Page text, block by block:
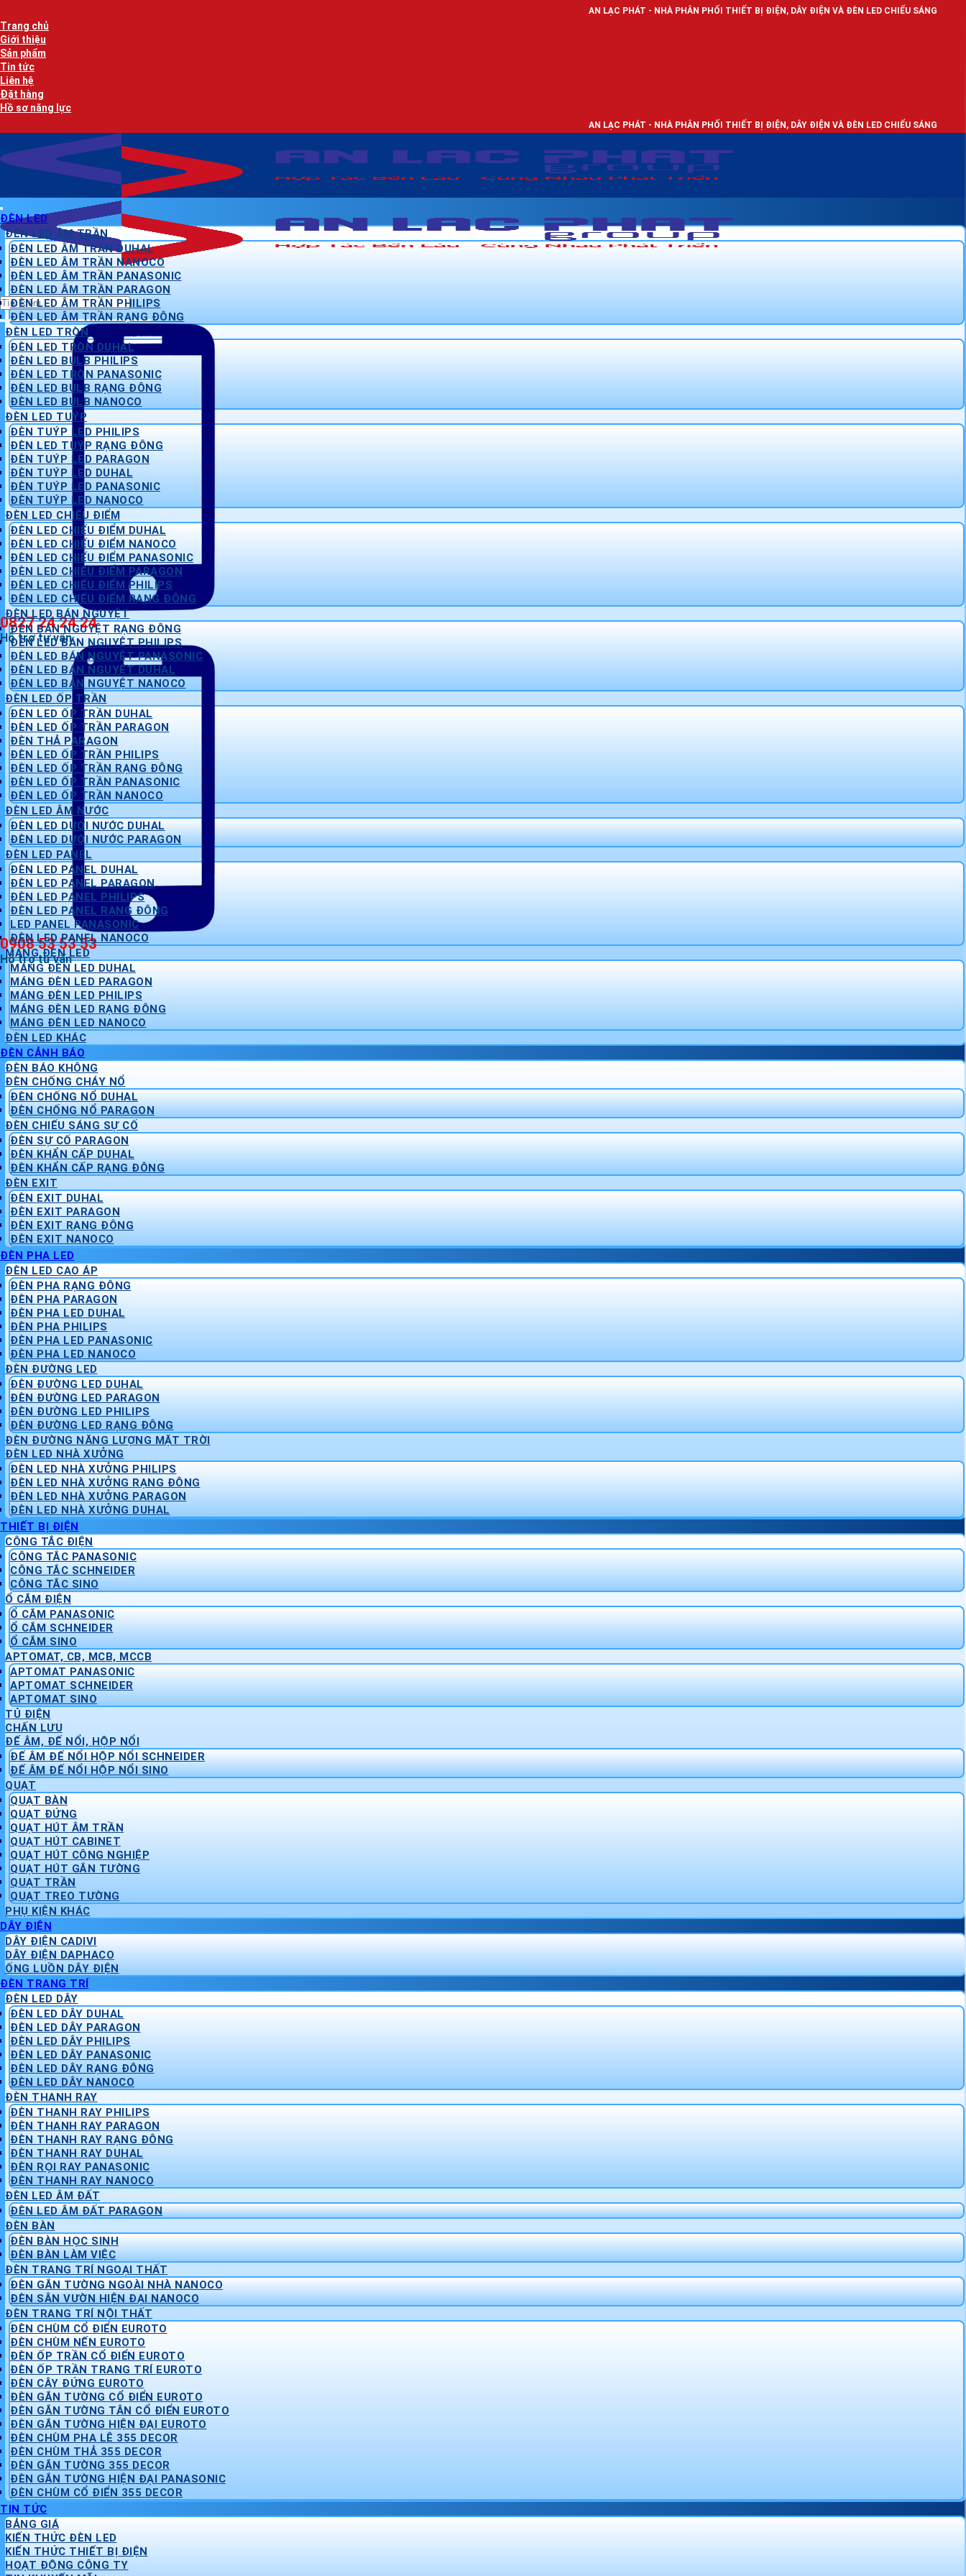
qua
nội
dung
AN LẠC PHÁT - NHÀ PHÂN PHỐI THIẾT BỊ ĐIỆN, DÂY ĐIỆN VÀ ĐÈN LED CHIẾU SÁNG
Trang chủ
Giới thiệu
Sản phẩm
Tin tức
Liên hệ
Đặt hàng
Hồ sơ năng lực
AN LẠC PHÁT - NHÀ PHÂN PHỐI THIẾT BỊ ĐIỆN, DÂY ĐIỆN VÀ ĐÈN LED CHIẾU SÁNG
Tìm
kiếm:
0827 24 24 24
Hỗ trợ tư vấn
0908 53 53 53
Hỗ trợ tư vấn
ĐÈN LED
ĐÈN LED ÂM TRẦN
ĐÈN LED ÂM TRẦN DUHAL
ĐÈN LED ÂM TRẦN NANOCO
ĐÈN LED ÂM TRẦN PANASONIC
ĐÈN LED ÂM TRẦN PARAGON
ĐÈN LED ÂM TRẦN PHILIPS
ĐÈN LED ÂM TRẦN RẠNG ĐÔNG
ĐÈN LED TRÒN
ĐÈN LED TRÒN DUHAL
ĐÈN LED BULB PHILIPS
ĐÈN LED TRÒN PANASONIC
ĐÈN LED BULB RẠNG ĐÔNG
ĐÈN LED BULB NANOCO
ĐÈN LED TUÝP
ĐÈN TUÝP LED PHILIPS
ĐÈN LED TUÝP RẠNG ĐÔNG
ĐÈN TUÝP LED PARAGON
ĐÈN TUÝP LED DUHAL
ĐÈN TUÝP LED PANASONIC
ĐÈN TUÝP LED NANOCO
ĐÈN LED CHIẾU ĐIỂM
ĐÈN LED CHIẾU ĐIỂM DUHAL
ĐÈN LED CHIẾU ĐIỂM NANOCO
ĐÈN LED CHIẾU ĐIỂM PANASONIC
ĐÈN LED CHIẾU ĐIỂM PARAGON
ĐÈN LED CHIẾU ĐIỂM PHILIPS
ĐÈN LED CHIẾU ĐIỂM RẠNG ĐÔNG
ĐÈN LED BÁN NGUYỆT
ĐÈN BÁN NGUYỆT RẠNG ĐÔNG
ĐÈN LED BÁN NGUYỆT PHILIPS
ĐÈN LED BÁN NGUYỆT PANASONIC
ĐÈN LED BÁN NGUYỆT DUHAL
ĐÈN LED BÁN NGUYỆT NANOCO
ĐÈN LED ỐP TRẦN
ĐÈN LED ỐP TRẦN DUHAL
ĐÈN LED ỐP TRẦN PARAGON
ĐÈN THẢ PARAGON
ĐÈN LED ỐP TRẦN PHILIPS
ĐÈN LED ỐP TRẦN RẠNG ĐÔNG
ĐÈN LED ỐP TRẦN PANASONIC
ĐÈN LED ỐP TRẦN NANOCO
ĐÈN LED ÂM NƯỚC
ĐÈN LED DƯỚI NƯỚC DUHAL
ĐÈN LED DƯỚI NƯỚC PARAGON
ĐÈN LED PANEL
ĐÈN LED PANEL DUHAL
ĐÈN LED PANEL PARAGON
ĐÈN LED PANEL PHILIPS
ĐÈN LED PANEL RẠNG ĐÔNG
LED PANEL PANASONIC
ĐÈN LED PANEL NANOCO
MÁNG ĐÈN LED
MÁNG ĐÈN LED DUHAL
MÁNG ĐÈN LED PARAGON
MÁNG ĐÈN LED PHILIPS
MÁNG ĐÈN LED RẠNG ĐÔNG
MÁNG ĐÈN LED NANOCO
ĐÈN LED KHÁC
ĐÈN CẢNH BÁO
ĐÈN BÁO KHÔNG
ĐÈN CHỐNG CHÁY NỔ
ĐÈN CHỐNG NỔ DUHAL
ĐÈN CHỐNG NỔ PARAGON
ĐÈN CHIẾU SÁNG SỰ CỐ
ĐÈN SỰ CỐ PARAGON
ĐÈN KHẨN CẤP DUHAL
ĐÈN KHẨN CẤP RẠNG ĐÔNG
ĐÈN EXIT
ĐÈN EXIT DUHAL
ĐÈN EXIT PARAGON
ĐÈN EXIT RẠNG ĐÔNG
ĐÈN EXIT NANOCO
ĐÈN PHA LED
ĐÈN LED CAO ÁP
ĐÈN PHA RẠNG ĐÔNG
ĐÈN PHA PARAGON
ĐÈN PHA LED DUHAL
ĐÈN PHA PHILIPS
ĐÈN PHA LED PANASONIC
ĐÈN PHA LED NANOCO
ĐÈN ĐƯỜNG LED
ĐÈN ĐƯỜNG LED DUHAL
ĐÈN ĐƯỜNG LED PARAGON
ĐÈN ĐƯỜNG LED PHILIPS
ĐÈN ĐƯỜNG LED RẠNG ĐÔNG
ĐÈN ĐƯỜNG NĂNG LƯỢNG MẶT TRỜI
ĐÈN LED NHÀ XƯỞNG
ĐÈN LED NHÀ XƯỞNG PHILIPS
ĐÈN LED NHÀ XƯỞNG RẠNG ĐÔNG
ĐÈN LED NHÀ XƯỞNG PARAGON
ĐÈN LED NHÀ XƯỞNG DUHAL
THIẾT BỊ ĐIỆN
CÔNG TẮC ĐIỆN
CÔNG TẮC PANASONIC
CÔNG TẮC SCHNEIDER
CÔNG TẮC SINO
Ổ CẮM ĐIỆN
Ổ CẮM PANASONIC
Ổ CẮM SCHNEIDER
Ổ CẮM SINO
APTOMAT, CB, MCB, MCCB
APTOMAT PANASONIC
APTOMAT SCHNEIDER
APTOMAT SINO
TỦ ĐIỆN
CHẤN LƯU
ĐẾ ÂM, ĐẾ NỔI, HỘP NỔI
ĐẾ ÂM ĐẾ NỔI HỘP NỔI SCHNEIDER
ĐẾ ÂM ĐẾ NỔI HỘP NỔI SINO
QUẠT
QUẠT BÀN
QUẠT ĐỨNG
QUẠT HÚT ÂM TRẦN
QUẠT HÚT CABINET
QUẠT HÚT CÔNG NGHIỆP
QUẠT HÚT GẮN TƯỜNG
QUẠT TRẦN
QUẠT TREO TƯỜNG
PHỤ KIỆN KHÁC
DÂY ĐIỆN
DÂY ĐIỆN CADIVI
DÂY ĐIỆN DAPHACO
ỐNG LUỒN DÂY ĐIỆN
ĐÈN TRANG TRÍ
ĐÈN LED DÂY
ĐÈN LED DÂY DUHAL
ĐÈN LED DÂY PARAGON
ĐÈN LED DÂY PHILIPS
ĐÈN LED DÂY PANASONIC
ĐÈN LED DÂY RẠNG ĐÔNG
ĐÈN LED DÂY NANOCO
ĐÈN THANH RAY
ĐÈN THANH RAY PHILIPS
ĐÈN THANH RAY PARAGON
ĐÈN THANH RAY RẠNG ĐÔNG
ĐÈN THANH RAY DUHAL
ĐÈN RỌI RAY PANASONIC
ĐÈN THANH RAY NANOCO
ĐÈN LED ÂM ĐẤT
ĐÈN LED ÂM ĐẤT PARAGON
ĐÈN BÀN
ĐÈN BÀN HỌC SINH
ĐÈN BÀN LÀM VIỆC
ĐÈN TRANG TRÍ NGOẠI THẤT
ĐÈN GẮN TƯỜNG NGOÀI NHÀ NANOCO
ĐÈN SÂN VƯỜN HIỆN ĐẠI NANOCO
ĐÈN TRANG TRÍ NỘI THẤT
ĐÈN CHÙM CỔ ĐIỂN EUROTO
ĐÈN CHÙM NẾN EUROTO
ĐÈN ỐP TRẦN CỔ ĐIỂN EUROTO
ĐÈN ỐP TRẦN TRANG TRÍ EUROTO
ĐÈN CÂY ĐỨNG EUROTO
ĐÈN GẮN TƯỜNG CỔ ĐIỂN EUROTO
ĐÈN GẮN TƯỜNG TÂN CỔ ĐIỂN EUROTO
ĐÈN GẮN TƯỜNG HIỆN ĐẠI EUROTO
ĐÈN CHÙM PHA LÊ 355 DECOR
ĐÈN CHÙM THẢ 355 DECOR
ĐÈN GẮN TƯỜNG 355 DECOR
ĐÈN GẮN TƯỜNG HIỆN ĐẠI PANASONIC
ĐÈN CHÙM CỔ ĐIỂN 355 DECOR
TIN TỨC
BẢNG GIÁ
KIẾN THỨC ĐÈN LED
KIẾN THỨC THIẾT BỊ ĐIỆN
HOẠT ĐỘNG CÔNG TY